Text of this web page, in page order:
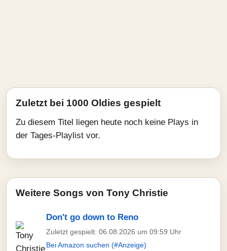
Zuletzt bei 1000 Oldies gespielt
Zu diesem Titel liegen heute noch keine Plays in
der Tages-Playlist vor.
Weitere Songs von Tony Christie
Don't go down to Reno
Zuletzt gespielt: 06.08.2026 um 09:59 Uhr
Bei Amazon suchen (#Anzeige)